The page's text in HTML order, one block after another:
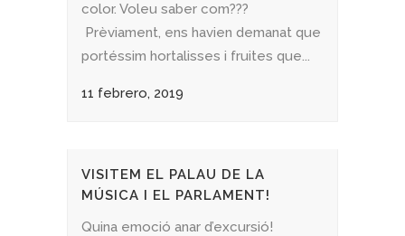
color. Voleu saber com???
Prèviament, ens havien demanat que
portéssim hortalisses i fruites que...
11 febrero, 2019
VISITEM EL PALAU DE LA
MÚSICA I EL PARLAMENT!
Quina emoció anar d’excursió!